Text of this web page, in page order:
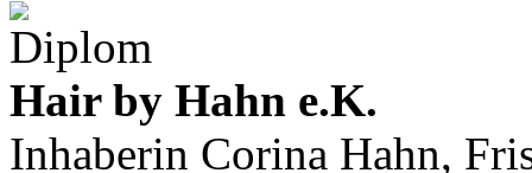
Hair by Hahn e.K.
Inhaberin Corina Hahn,